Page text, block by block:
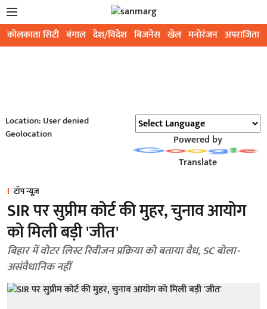
कोलकाता सिटी बंगाल देश/विदेश बिजनेस खेल मनोरंजन अपराजिता
Location: User denied
Geolocation
Powered by
Translate
टॉप न्यूज़
SIR पर सुप्रीम कोर्ट की मुहर, चुनाव आयोग
को मिली बड़ी 'जीत'
बिहार में वोटर लिस्ट रिवीजन प्रक्रिया को बताया वैध, SC बोला-
असंवैधानिक नहीं